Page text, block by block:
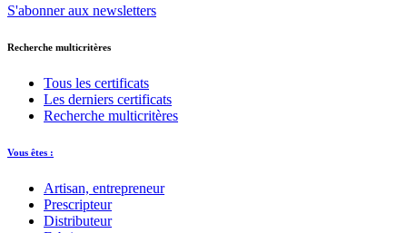
S'abonner aux newsletters
Recherche multicritères
Tous les certificats
Les derniers certificats
Recherche multicritères
Vous êtes :
Artisan, entrepreneur
Prescripteur
Distributeur